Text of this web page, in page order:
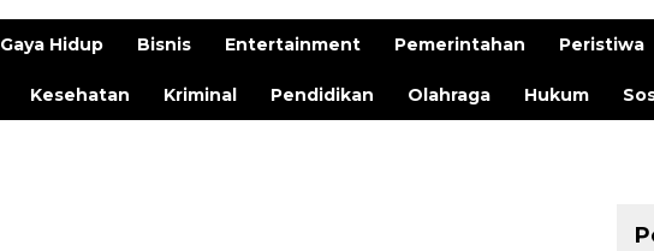
Gaya Hidup Bisnis Entertainment Pemerintahan Peristiwa
Kesehatan Kriminal Pendidikan Olahraga Hukum